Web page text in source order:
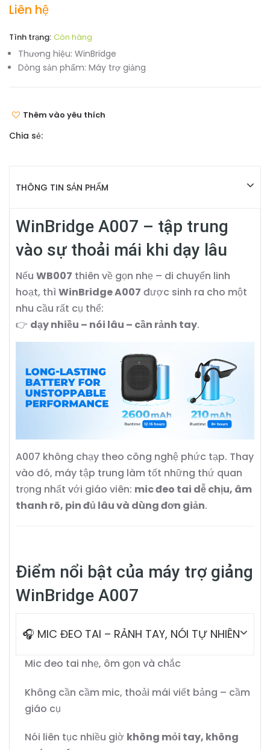
Liên hệ
Tình trạng: Còn hàng
Thương hiệu: WinBridge
Dòng sản phẩm: Máy trợ giảng
Thêm vào yêu thích
Chia sẻ:
THÔNG TIN SẢN PHẨM
WinBridge A007 – tập trung
vào sự thoải mái khi dạy lâu
Nếu WB007 thiên về gọn nhẹ – di chuyển linh
hoạt, thìWinBridge A007 được sinh ra cho một
nhu cầu rất cụ thể:
👉 dạy nhiều – nói lâu – cần rảnh tay.
A007 không chạy theo công nghệ phức tạp. Thay
vào đó, máy tập trung làm tốt những thứ quan
trọng nhất với giáo viên: mic đeo tai dễ chịu, âm
thanh rõ, pin đủ lâu và dùng đơn giản.
Điểm nổi bật của máy trợ giảng
WinBridge A007
🎧 MIC ĐEO TAI – RẢNH TAY, NÓI TỰ NHIÊN
Mic đeo tai nhẹ, ôm gọn và chắc
Không cần cầm mic, thoải mái viết bảng – cầm
giáo cụ
Nói liên tục nhiều giờ không mỏi tay, không